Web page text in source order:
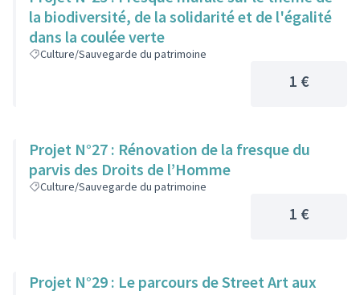
la biodiversité, de la solidarité et de l'égalité
dans la coulée verte
Culture/Sauvegarde du patrimoine
1 €
Projet N°27 : Rénovation de la fresque du
parvis des Droits de l’Homme
Culture/Sauvegarde du patrimoine
1 €
Projet N°29 : Le parcours de Street Art aux